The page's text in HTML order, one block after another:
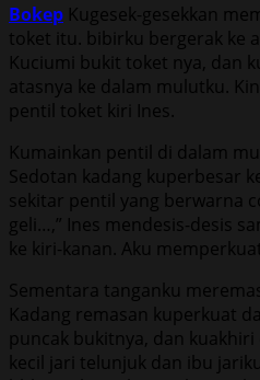
Bokep Kugesek-gesekkan
toket itu. bibirku bergerak ke
Kuciumi bukit toket nya, dan
atasnya ke dalam mulutku.
pentil toket kiri Ines.
Kumainkan pentil di dalam
Sedotan kadang kuperbesar
sekitar pentil yang berwarna
geli…,” Ines mendesis-desis
ke kiri-kanan. Aku
Sementara tanganku
Kadang remasan kuperkuat
puncak bukitnya, dan
kecil jari telunjuk dan ibu